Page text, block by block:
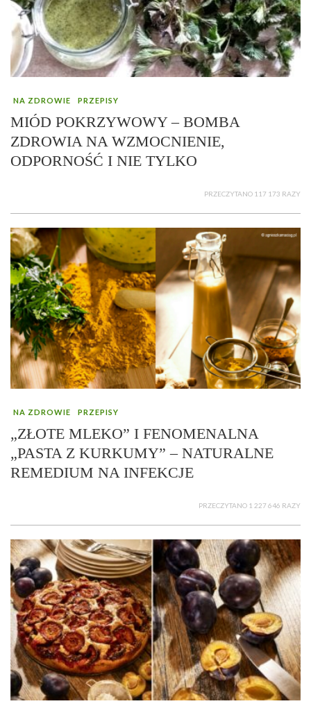
NA ZDROWIE PRZEPISY
MIÓD POKRZYWOWY – BOMBA
ZDROWIA NA WZMOCNIENIE,
ODPORNOŚĆ I NIE TYLKO
PRZECZYTANO 117 173 RAZY
NA ZDROWIE PRZEPISY
„ZŁOTE MLEKO” I FENOMENALNA
„PASTA Z KURKUMY” – NATURALNE
REMEDIUM NA INFEKCJE
PRZECZYTANO 1 227 646 RAZY